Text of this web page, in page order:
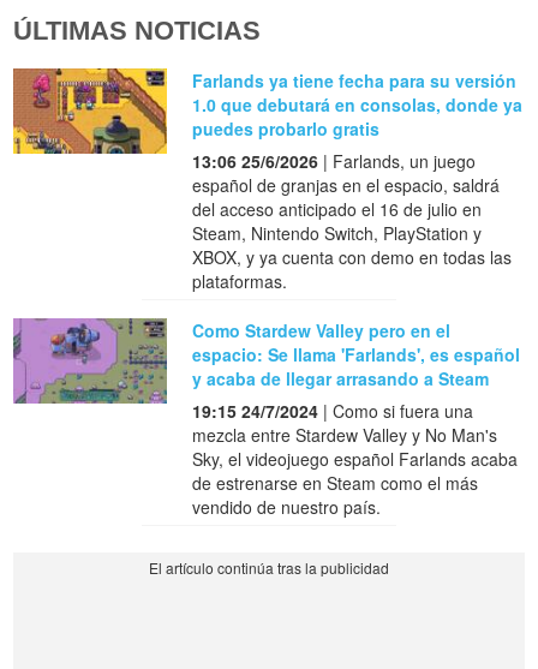
ÚLTIMAS NOTICIAS
Farlands ya tiene fecha para su versión
1.0 que debutará en consolas, donde ya
puedes probarlo gratis
13:06 25/6/2026 | Farlands, un juego
español de granjas en el espacio, saldrá
del acceso anticipado el 16 de julio en
Steam, Nintendo Switch, PlayStation y
XBOX, y ya cuenta con demo en todas las
plataformas.
Como Stardew Valley pero en el
espacio: Se llama 'Farlands', es español
y acaba de llegar arrasando a Steam
19:15 24/7/2024 | Como si fuera una
mezcla entre Stardew Valley y No Man's
Sky, el videojuego español Farlands acaba
de estrenarse en Steam como el más
vendido de nuestro país.